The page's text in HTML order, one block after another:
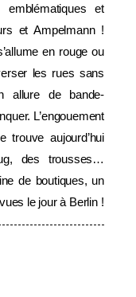
emblématiques et
et Ampelmann !
en rouge ou
les rues sans
allure de bande-
L’engouement
trouve aujourd’hui
des trousses…
de boutiques, un
le jour à Berlin !